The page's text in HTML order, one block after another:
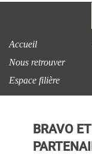
Accueil
Nous retrouver
Espace filière
BRAVO